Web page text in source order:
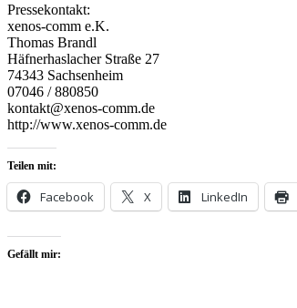
Pressekontakt:
xenos-comm e.K.
Thomas Brandl
Häfnerhaslacher Straße 27
74343 Sachsenheim
07046 / 880850
kontakt@xenos-comm.de
http://www.xenos-comm.de
Teilen mit:
Facebook X LinkedIn
Gefällt mir: